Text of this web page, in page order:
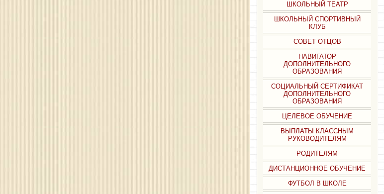
ШКОЛЬНЫЙ ТЕАТР
ШКОЛЬНЫЙ СПОРТИВНЫЙ
КЛУБ
СОВЕТ ОТЦОВ
НАВИГАТОР
ДОПОЛНИТЕЛЬНОГО
ОБРАЗОВАНИЯ
СОЦИАЛЬНЫЙ СЕРТИФИКАТ
ДОПОЛНИТЕЛЬНОГО
ОБРАЗОВАНИЯ
ЦЕЛЕВОЕ ОБУЧЕНИЕ
ВЫПЛАТЫ КЛАССНЫМ
РУКОВОДИТЕЛЯМ
РОДИТЕЛЯМ
ДИСТАНЦИОННОЕ ОБУЧЕНИЕ
ФУТБОЛ В ШКОЛЕ